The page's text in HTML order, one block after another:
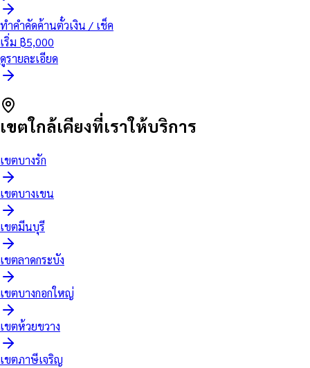
ทำคำคัดค้านตั๋วเงิน / เช็ค
เริ่ม ฿5,000
ดูรายละเอียด
เขตใกล้เคียงที่เราให้บริการ
เขตบางรัก
เขตบางเขน
เขตมีนบุรี
เขตลาดกระบัง
เขตบางกอกใหญ่
เขตห้วยขวาง
เขตภาษีเจริญ